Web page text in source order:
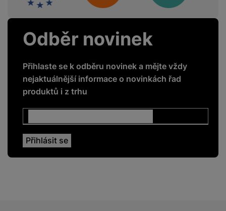
Odběr novinek
Přihlaste se k odběru novinek a mějte vždy
nejaktuálnější informace o novinkách řad
produktů i z trhu